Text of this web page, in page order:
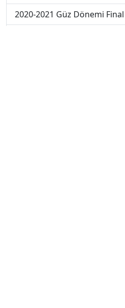
2020-2021 Güz Dönemi Final